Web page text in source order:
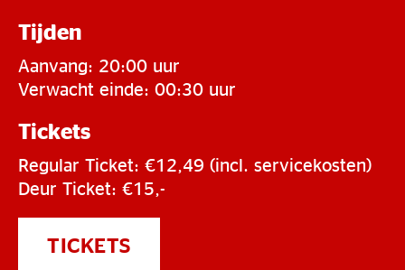
Tijden
Aanvang: 20:00 uur
Verwacht einde: 00:30 uur
Tickets
Regular Ticket: €12,49 (incl. servicekosten)
Deur Ticket: €15,-
TICKETS